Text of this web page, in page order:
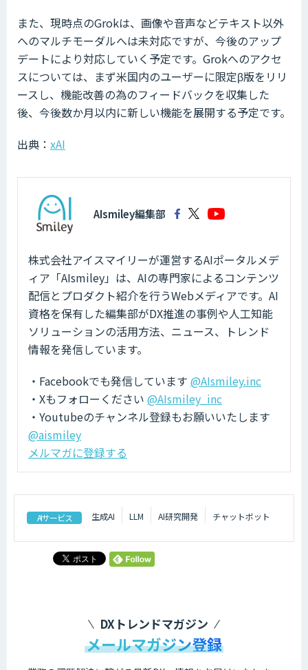
また、現時点のGrokは、画像や音声などテキスト以外
へのマルチモーダルへは未対応ですが、今後のアップ
デートにより対応していく予定です。Grokへのアクセ
スについては、まず米国内のユーザーに限定β版をリリ
ースし、機能改善の為のフィードバックを収集した
後、今後数か月以内に新しい機能を展開する予定です。
出典： xAI
AIsmiley編集部
株式会社アイスマイリーが運営するAIポータルメデ
ィア「AIsmiley」は、AIの専門家によるコンテンツ
配信とプロダクト紹介を行うWebメディアです。AI
資格を保有した編集部がDX推進の事例や人工知能
ソリューションの活用方法、ニュース、トレンド
情報を発信しています。
・Facebookでも発信しています @AIsmiley.inc
・Xもフォローください @AIsmiley_inc
・Youtubeのチャンネル登録もお願いいたします
@aismiley
メルマガに登録する
AIサービス 生成AI LLM AI研究開発 チャットボット
DXトレンドマガジン
メールマガジン登録